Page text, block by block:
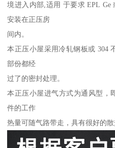
境进入内部,适用 于要求 EPL Ge
安装在正压房
间内。
本正压小屋采用冷轧钢板或 304
部份都经
过了的密封处理。
本正压小屋进气方式为通风型，
件的工作
热量可随气路带走，具有很好的散